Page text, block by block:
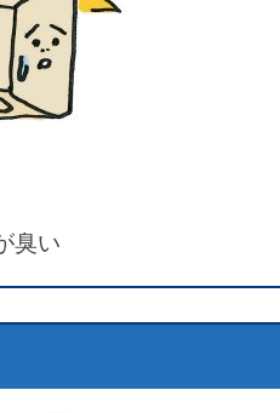
臭い